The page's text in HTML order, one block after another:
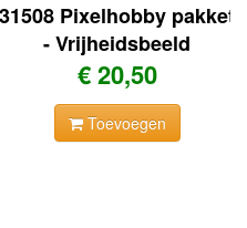
31508 Pixelhobby pakket
- Vrijheidsbeeld
€ 20,50
Toevoegen